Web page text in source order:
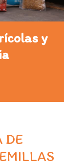
y
DE